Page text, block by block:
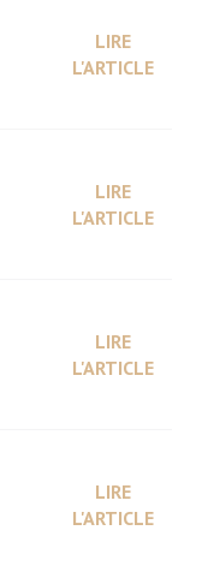
LIRE
L'ARTICLE
LIRE
L'ARTICLE
LIRE
L'ARTICLE
LIRE
L'ARTICLE